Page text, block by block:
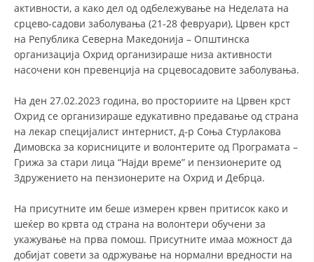
ЗАКОН ЗА ЦКРМ
СТАТУТ НА ЦКРМ
ОРГАНИЗАЦИЈА И РАЗВОЈ
РАКОВОДЕН ОДБОР
СТРУКТУРА И ОРГАНИЗАЦИОНА ПОСТАВЕНОСТ
ДИСЕМИНАЦИЈА
активности, а како дел од одбележување на Неделата на
срцево-садови заболувања (21-28 февруари), Црвен крст
на Република Северна Македонија – Општинска
организација Охрид организираше низа активности
насочени кон превенција на срцевосадовите заболувања.
На ден 27.02.2023 година, во просториите на Црвен крст
Охрид се организираше едукативно предавање од страна
на лекар специјалист интернист, д-р Соња Стурлакова
Димовска за корисниците и волонтерите од Програмата –
Грижа за стари лица “Најди време” и пензионерите од
Здружението на пензионерите на Охрид и Дебрца.
На присутните им беше измерен крвен притисок како и
шеќер во крвта од страна на волонтери обучени за
укажување на прва помош. Присутните имаа можност да
добијат совети за одржување на нормални вредности на